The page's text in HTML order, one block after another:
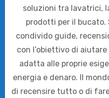
soluzioni tra lavatrici,
prodotti per il bucato.
condivido guide,
con l’obiettivo di
adatta alle proprie
energia e denaro. Il
di recensire tutto o di